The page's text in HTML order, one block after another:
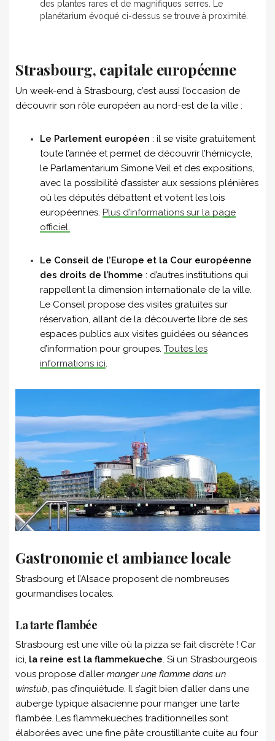
des plantes rares et de magnifiques serres. Le
planétarium évoqué ci-dessus se trouve à proximité.
Strasbourg, capitale européenne
Un week-end à Strasbourg, c’est aussi l’occasion de
découvrir son rôle européen au nord-est de la ville :
Le Parlement européen : il se visite gratuitement
toute l’année et permet de découvrir l’hémicycle,
le Parlamentarium Simone Veil et des expositions,
avec la possibilité d’assister aux sessions plénières
où les députés débattent et votent les lois
européennes. Plus d’informations sur la page
officiel.
Le Conseil de l’Europe et la Cour européenne
des droits de l’homme : d’autres institutions qui
rappellent la dimension internationale de la ville.
Le Conseil propose des visites gratuites sur
réservation, allant de la découverte libre de ses
espaces publics aux visites guidées ou séances
d’information pour groupes. Toutes les
informations ici.
Gastronomie et ambiance locale
Strasbourg et l’Alsace proposent de nombreuses
gourmandises locales.
La tarte flambée
Strasbourg est une ville où la pizza se fait discrète ! Car
ici, la reine est la flammekueche. Si un Strasbourgeois
vous propose d’aller manger une flamme dans un
winstub, pas d’inquiétude. Il s’agit bien d’aller dans une
auberge typique alsacienne pour manger une tarte
flambée. Les flammekueches traditionnelles sont
élaborées avec une fine pâte croustillante cuite au four